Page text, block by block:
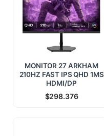
MONITOR 27 ARKHAM
210HZ FAST IPS QHD 1MS
HDMI/DP
$298.376